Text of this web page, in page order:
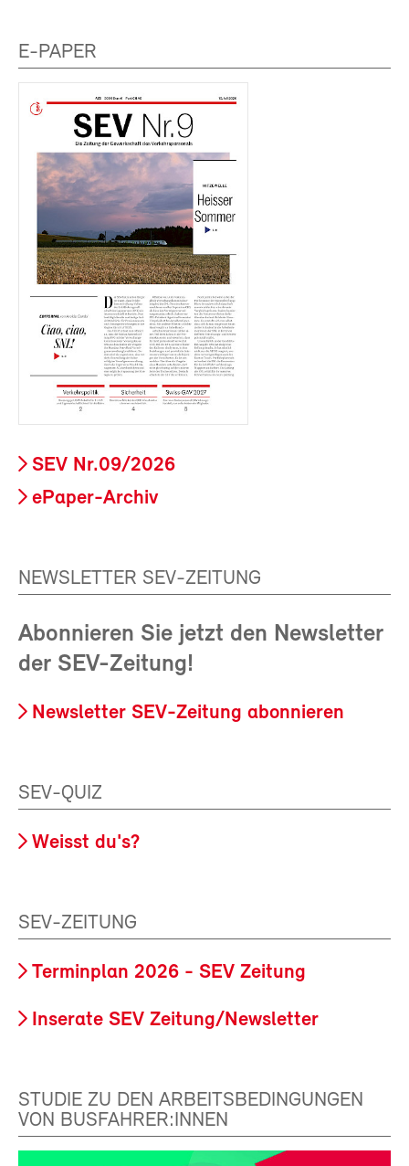
E-PAPER
SEV Nr.09/2026
ePaper-Archiv
NEWSLETTER SEV-ZEITUNG
Abonnieren Sie jetzt den Newsletter
der SEV-Zeitung!
Newsletter SEV-Zeitung abonnieren
SEV-QUIZ
Weisst du's?
SEV-ZEITUNG
Terminplan 2026 - SEV Zeitung
Inserate SEV Zeitung/Newsletter
STUDIE ZU DEN ARBEITSBEDINGUNGEN
VON BUSFAHRER:INNEN